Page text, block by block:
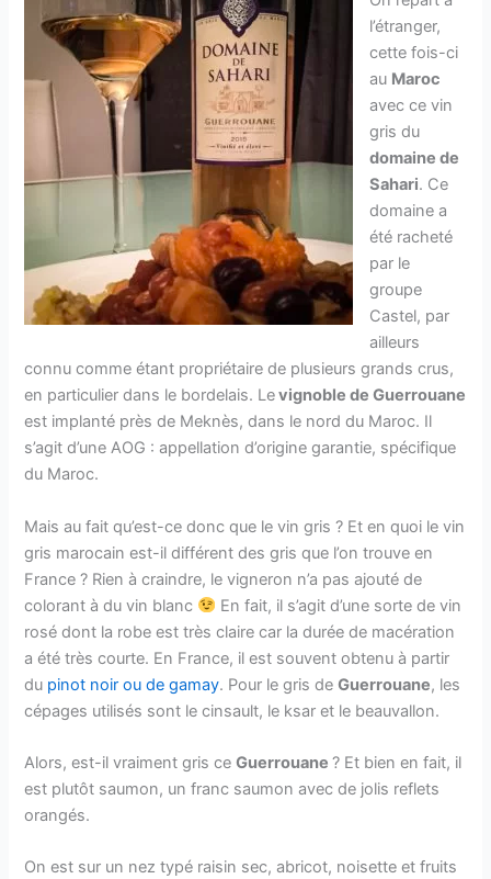
l’étranger,
cette fois-ci
au Maroc
avec ce vin
gris du
domaine de
Sahari. Ce
domaine a
été racheté
par le
groupe
Castel, par
ailleurs
connu comme étant propriétaire de plusieurs grands crus,
en particulier dans le bordelais. Levignoble de Guerrouane
est implanté près de Meknès, dans le nord du Maroc. Il
s’agit d’une AOG : appellation d’origine garantie, spécifique
du Maroc.
Mais au fait qu’est-ce donc que le vin gris ? Et en quoi le vin
gris marocain est-il différent des gris que l’on trouve en
France ? Rien à craindre, le vigneron n’a pas ajouté de
colorant à du vin blanc
En fait, il s’agit d’une sorte de vin
rosé dont la robe est très claire car la durée de macération
a été très courte. En France, il est souvent obtenu à partir
du pinot noir ou de gamay. Pour le gris deGuerrouane, les
cépages utilisés sont le cinsault, le ksar et le beauvallon.
Alors, est-il vraiment gris ceGuerrouane? Et bien en fait, il
est plutôt saumon, un franc saumon avec de jolis reflets
orangés.
On est sur un nez typé raisin sec, abricot, noisette et fruits